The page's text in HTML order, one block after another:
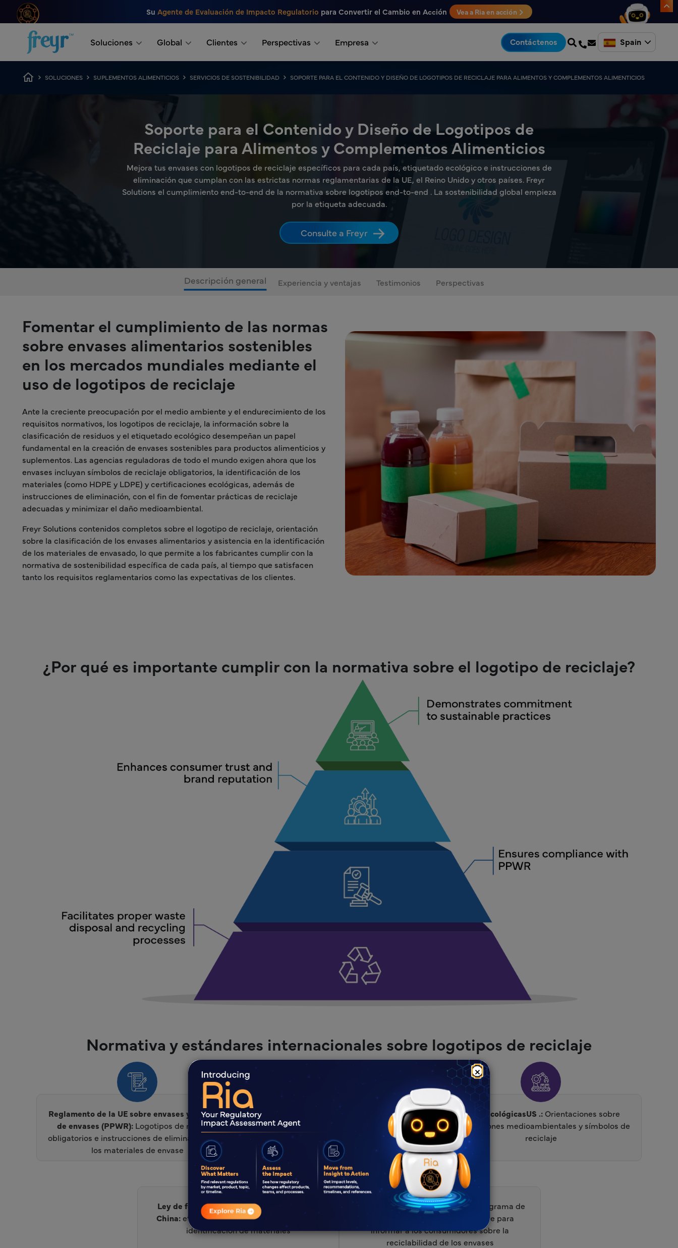
Saltar al contenido principal
×
Su Agente de Evaluación de Impacto Regulatorio para Convertir el Cambio en Acción Vea a Ria en acción
Soluciones Global Clientes Perspectivas Empresa Contáctenos Spain
Ruta de navegación
SOLUCIONES SUPLEMENTOS ALIMENTICIOS SERVICIOS DE SOSTENIBILIDAD SOPORTE PARA EL CONTENIDO Y DISEÑO DE LOGOTIPOS DE RECICLAJE PARA ALIMENTOS Y COMPLEMENTOS ALIMENTICIOS
Soporte para el Contenido y Diseño de Logotipos de
Reciclaje para Alimentos y Complementos Alimenticios
Mejora tus envases con logotipos de reciclaje específicos para cada país, etiquetado ecológico e instrucciones de
eliminación que cumplan con las estrictas normas reglamentarias de la UE, el Reino Unido y otros países. Freyr
Solutions el cumplimiento end-to-end de la normativa sobre logotipos end-to-end . La sostenibilidad global empieza
por la etiqueta adecuada.
Consulte a Freyr
Descripción general Experiencia y ventajas Testimonios Perspectivas
Fomentar el cumplimiento de las normas
sobre envases alimentarios sostenibles
en los mercados mundiales mediante el
uso de logotipos de reciclaje
Ante la creciente preocupación por el medio ambiente y el endurecimiento de los
requisitos normativos, los logotipos de reciclaje, la información sobre la
clasificación de residuos y el etiquetado ecológico desempeñan un papel
fundamental en la creación de envases sostenibles para productos alimenticios y
suplementos. Las agencias reguladoras de todo el mundo exigen ahora que los
envases incluyan símbolos de reciclaje obligatorios, la identificación de los
materiales (como HDPE y LDPE) y certificaciones ecológicas, además de
instrucciones de eliminación, con el fin de fomentar prácticas de reciclaje
adecuadas y minimizar el daño medioambiental.
Freyr Solutions contenidos completos sobre el logotipo de reciclaje, orientación
sobre la clasificación de los envases alimentarios y asistencia en la identificación
de los materiales de envasado, lo que permite a los fabricantes cumplir con la
normativa de sostenibilidad específica de cada país, al tiempo que satisfacen
tanto los requisitos reglamentarios como las expectativas de los clientes.
¿Por qué es importante cumplir con la normativa sobre el logotipo de reciclaje?
Normativa y estándares internacionales sobre logotipos de reciclaje
Reglamento de la UE sobre envases y residuos
de envases (PPWR):Logotipos de reciclaje
obligatorios e instrucciones de eliminación para
los materiales de envase
Marco de sostenibilidad de APCO Packaging
de Australia:
logotipos de reciclaje
estandarizados para la eliminación de envases
Guías ecológicasUS .:Orientaciones sobre
declaraciones medioambientales y símbolos de
reciclaje
Ley de fomento de la economía circular de
China:etiquetas de reciclaje y requisitos de
identificación de materiales
Sistema OPRL del Reino Unido:
programa de
etiquetas de reciclaje en el envase para
informar a los consumidores sobre la
reciclabilidad de los envases